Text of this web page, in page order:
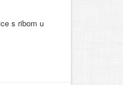
s ribom u